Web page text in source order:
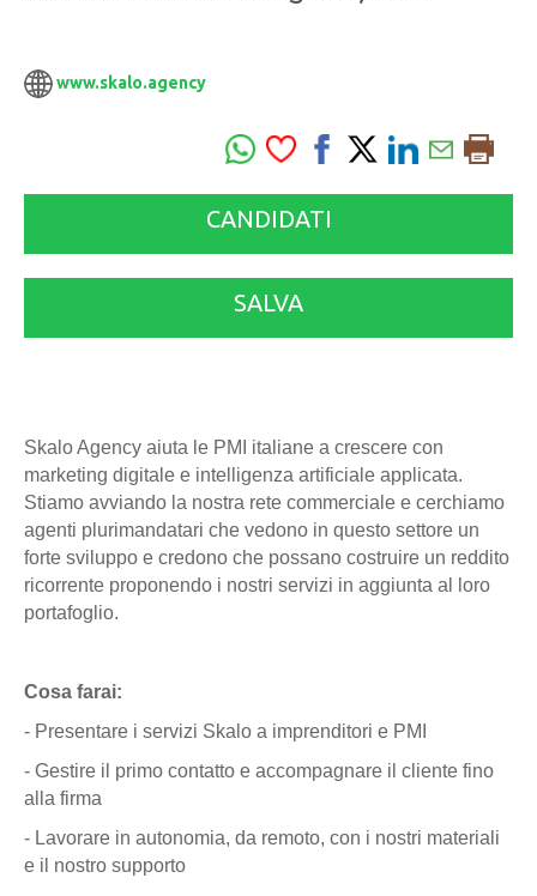
www.skalo.agency
CANDIDATI
SALVA
Skalo Agency aiuta le PMI italiane a crescere con
marketing digitale e intelligenza artificiale applicata.
Stiamo avviando la nostra rete commerciale e cerchiamo
agenti plurimandatari che vedono in questo settore un
forte sviluppo e credono che possano costruire un reddito
ricorrente proponendo i nostri servizi in aggiunta al loro
portafoglio.
Cosa farai:
- Presentare i servizi Skalo a imprenditori e PMI
- Gestire il primo contatto e accompagnare il cliente fino
alla firma
- Lavorare in autonomia, da remoto, con i nostri materiali
e il nostro supporto